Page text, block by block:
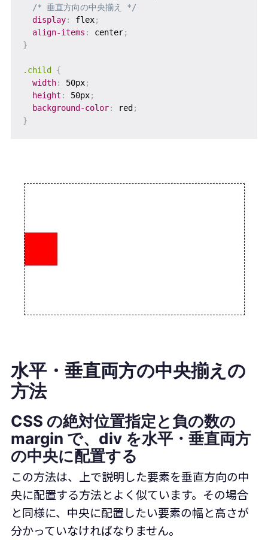
/* 垂直方向の中央揃え */
display: flex;
align-items : center;
}
.child
{
width: 50px;
height : 50px;
background-color: red ;
}
水平・垂直両方の中央揃えの
方法
CSS の絶対位置指定と負の数の
margin で、div を水平・垂直両方
の中央に配置する
この方法は、上で説明した要素を垂直方向の中
央に配置する方法とよく似ています。その場合
と同様に、中央に配置したい要素の幅と高さが
分かっていなければなりません。